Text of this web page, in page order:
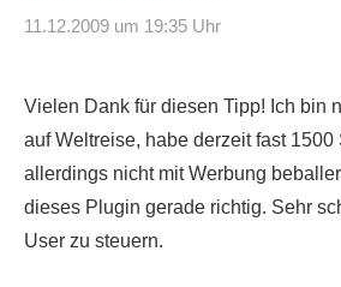
11.12.2009 um 19:35 Uhr
Vielen Dank für diesen Tipp! Ich bin
auf Weltreise, habe derzeit fast 1500
allerdings nicht mit Werbung
dieses Plugin gerade richtig. Sehr
User zu steuern.